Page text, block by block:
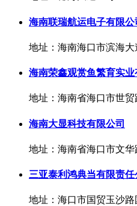
海南联瑞航运电子有限公
地址：海南海口市滨海大
海南荣鑫观赏鱼繁育实业
地址：海南省海口市世贸
海南大显科技有限公司
地址：海南省海口市文华
三亚泰利鸿典当有限责任
地址：海口市国贸玉沙路